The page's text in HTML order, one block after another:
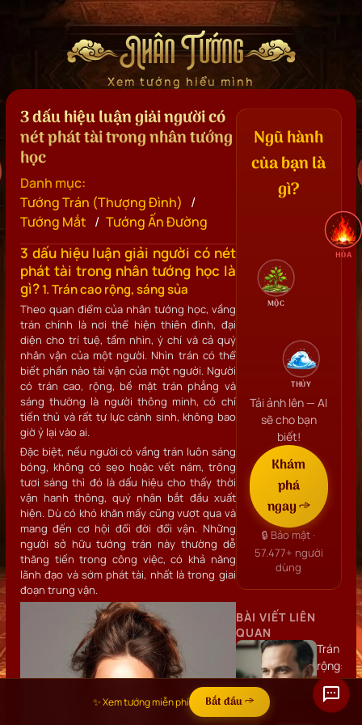
Nhân Tướng
Xem tướng hiểu mình
3 dấu hiệu luận giải người có
nét phát tài trong nhân tướng
học
Danh mục:
Tướng Trán (Thượng Đình) /
Tướng Mắt / Tướng Ấn Đường
3 dấu hiệu luận giải người có nét
phát tài trong nhân tướng học là
gì?1. Trán cao rộng, sáng sủa
Theo quan điểm của nhân tướng học, vầng
trán chính là nơi thể hiện thiên đình, đại
diện cho trí tuệ, tầm nhìn, ý chí và cả quý
nhân vận của một người. Nhìn trán có thể
biết phần nào tài vận của một người. Người
có trán cao, rộng, bề mặt trán phẳng và
sáng thường là người thông minh, có chí
tiến thủ và rất tự lực cánh sinh, không bao
giờ ỷ lại vào ai.
Đặc biệt, nếu người có vầng trán luôn sáng
bóng, không có sẹo hoặc vết nám, trông
tươi sáng thì đó là dấu hiệu cho thấy thời
vận hanh thông, quý nhân bắt đầu xuất
hiện. Dù có khó khăn mấy cũng vượt qua và
mang đến cơ hội đổi đời đổi vận. Những
người sở hữu tướng trán này thường dễ
thăng tiến trong công việc, có khả năng
lãnh đạo và sớm phát tài, nhất là trong giai
đoạn trung vận.
Ngũ hành
của bạn là
gì?
HỎA
THỦY
MỘC
Tải ảnh lên — AI
sẽ cho bạn
biết!
Khám
phá
ngay →
🔒 Bảo mật ·
57.477+ người
dùng
BÀI VIẾT LIÊN
QUAN
Trán
rộng:
Dấu
hiệu
của
✨ Xem tướng miễn phí Bắt đầu →